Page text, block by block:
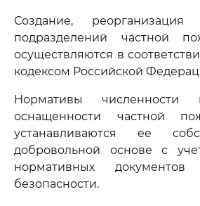
Создание,
подразделений частной
осуществляются в
кодексом Российской
Нормативы численности
оснащенности частной
устанавливаются ее
добровольной основе с
нормативных
безопасности.